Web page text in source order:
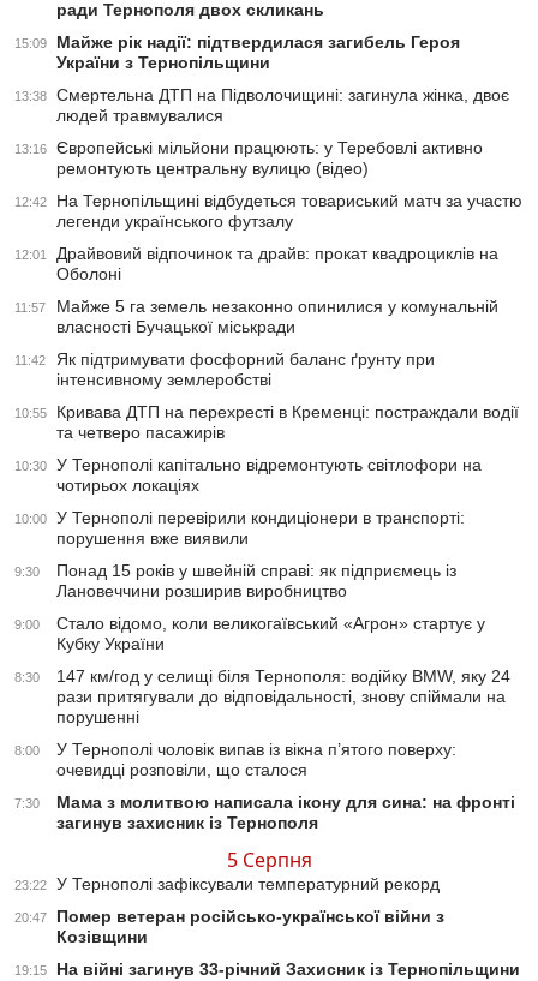
ради Тернополя двох скликань
15:09
Майже рік надії: підтвердилася загибель Героя
України з Тернопільщини
13:38
Смертельна ДТП на Підволочищині: загинула жінка, двоє
людей травмувалися
13:16
Європейські мільйони працюють: у Теребовлі активно
ремонтують центральну вулицю (відео)
12:42
На Тернопільщині відбудеться товариський матч за участю
легенди українського футзалу
12:01
Драйвовий відпочинок та драйв: прокат квадроциклів на
Оболоні
11:57
Майже 5 га земель незаконно опинилися у комунальній
власності Бучацької міськради
11:42
Як підтримувати фосфорний баланс ґрунту при
інтенсивному землеробстві
10:55
Кривава ДТП на перехресті в Кременці: постраждали водії
та четверо пасажирів
10:30
У Тернополі капітально відремонтують світлофори на
чотирьох локаціях
10:00
У Тернополі перевірили кондиціонери в транспорті:
порушення вже виявили
9:30
Понад 15 років у швейній справі: як підприємець із
Лановеччини розширив виробництво
9:00
Стало відомо, коли великогаївський «Агрон» стартує у
Кубку України
8:30
147 км/год у селищі біля Тернополя: водійку BMW, яку 24
рази притягували до відповідальності, знову спіймали на
порушенні
8:00
У Тернополі чоловік випав із вікна п’ятого поверху:
очевидці розповіли, що сталося
7:30
Мама з молитвою написала ікону для сина: на фронті
загинув захисник із Тернополя
5 Серпня
23:22 У Тернополі зафіксували температурний рекорд
20:47
Помер ветеран російсько-української війни з
Козівщини
19:15 На війні загинув 33-річний Захисник із Тернопільщини